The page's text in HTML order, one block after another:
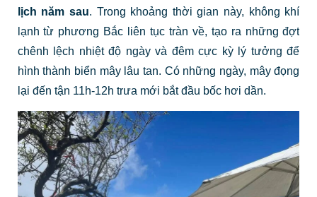
lịch năm sau. Trong khoảng thời gian này, không khí
lạnh từ phương Bắc liên tục tràn về, tạo ra những đợt
chênh lệch nhiệt độ ngày và đêm cực kỳ lý tưởng để
hình thành biển mây lâu tan. Có những ngày, mây đọng
lại đến tận 11h-12h trưa mới bắt đầu bốc hơi dần.